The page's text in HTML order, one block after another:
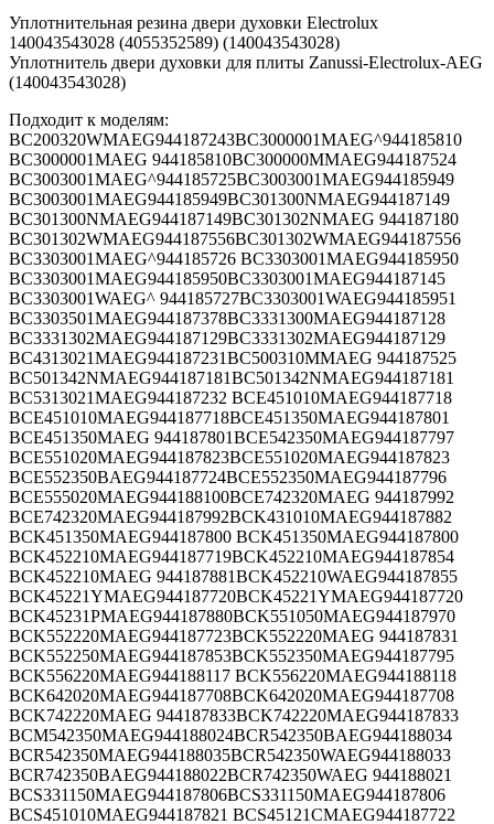
Уплотнительная резина двери духовки Electrolux
140043543028 (4055352589) (140043543028)
Уплотнитель двери духовки для плиты Zanussi-Electrolux-AEG
(140043543028)
Подходит к моделям:
BC200320WMAEG944187243BC3000001MAEG^944185810
BC3000001MAEG 944185810BC300000MMAEG944187524
BC3003001MAEG^944185725BC3003001MAEG944185949
BC3003001MAEG944185949BC301300NMAEG944187149
BC301300NMAEG944187149BC301302NMAEG 944187180
BC301302WMAEG944187556BC301302WMAEG944187556
BC3303001MAEG^944185726 BC3303001MAEG944185950
BC3303001MAEG944185950BC3303001MAEG944187145
BC3303001WAEG^ 944185727BC3303001WAEG944185951
BC3303501MAEG944187378BC3331300MAEG944187128
BC3331302MAEG944187129BC3331302MAEG944187129
BC4313021MAEG944187231BC500310MMAEG 944187525
BC501342NMAEG944187181BC501342NMAEG944187181
BC5313021MAEG944187232 BCE451010MAEG944187718
BCE451010MAEG944187718BCE451350MAEG944187801
BCE451350MAEG 944187801BCE542350MAEG944187797
BCE551020MAEG944187823BCE551020MAEG944187823
BCE552350BAEG944187724BCE552350MAEG944187796
BCE555020MAEG944188100BCE742320MAEG 944187992
BCE742320MAEG944187992BCK431010MAEG944187882
BCK451350MAEG944187800 BCK451350MAEG944187800
BCK452210MAEG944187719BCK452210MAEG944187854
BCK452210MAEG 944187881BCK452210WAEG944187855
BCK45221YMAEG944187720BCK45221YMAEG944187720
BCK45231PMAEG944187880BCK551050MAEG944187970
BCK552220MAEG944187723BCK552220MAEG 944187831
BCK552250MAEG944187853BCK552350MAEG944187795
BCK556220MAEG944188117 BCK556220MAEG944188118
BCK642020MAEG944187708BCK642020MAEG944187708
BCK742220MAEG 944187833BCK742220MAEG944187833
BCM542350MAEG944188024BCR542350BAEG944188034
BCR542350MAEG944188035BCR542350WAEG944188033
BCR742350BAEG944188022BCR742350WAEG 944188021
BCS331150MAEG944187806BCS331150MAEG944187806
BCS451010MAEG944187821 BCS45121CMAEG944187722